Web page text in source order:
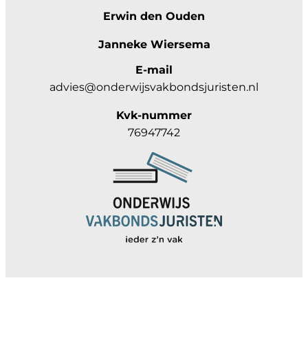
Erwin den Ouden
Janneke Wiersema
E-mail
advies@onderwijsvakbondsjuristen.nl
Kvk-nummer
76947742